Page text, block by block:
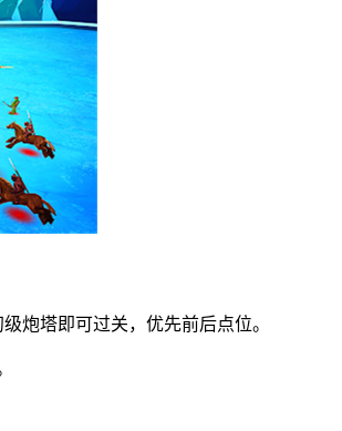
炮塔即可过关，优先前后点位。